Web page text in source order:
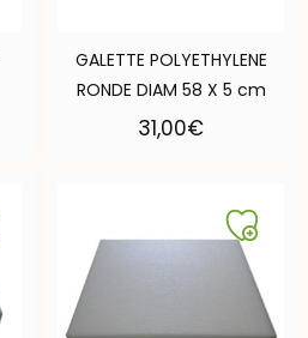
GALETTE POLYETHYLENE
RONDE DIAM 58 X 5 cm
31,00€